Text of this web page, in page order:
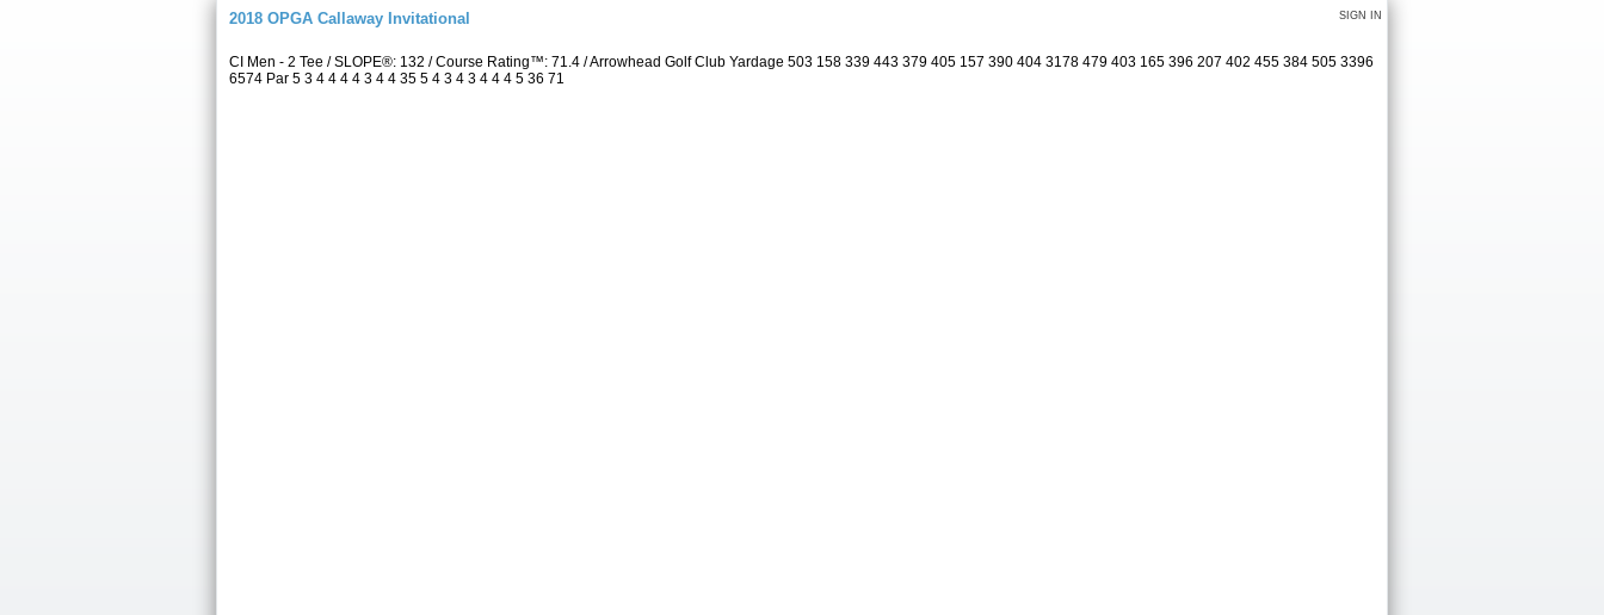
SIGN IN
2018 OPGA Callaway Invitational
CI Men - 2 Tee / SLOPE®: 132 / Course Rating™: 71.4 / Arrowhead Golf Club Yardage 503 158 339 443 379 405 157 390 404 3178 479 403 165 396 207 402 455 384 505 3396
6574 Par 5 3 4 4 4 4 3 4 4 35 5 4 3 4 3 4 4 4 5 36 71